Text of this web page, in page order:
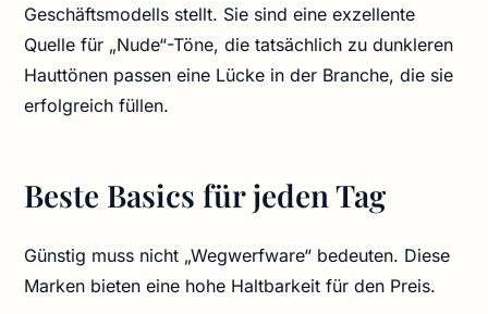
Geschäftsmodells stellt. Sie sind eine exzellente
Quelle für „Nude“-Töne, die tatsächlich zu dunkleren
Hauttönen passen eine Lücke in der Branche, die sie
erfolgreich füllen.
Beste Basics für jeden Tag
Günstig muss nicht „Wegwerfware“ bedeuten. Diese
Marken bieten eine hohe Haltbarkeit für den Preis.